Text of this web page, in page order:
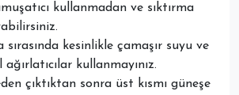
kullanmadan ve sıktırma
sırasında kesinlikle çamaşır suyu ve
kullanmayınız.
çıktıktan sonra üst kısmı güneşe